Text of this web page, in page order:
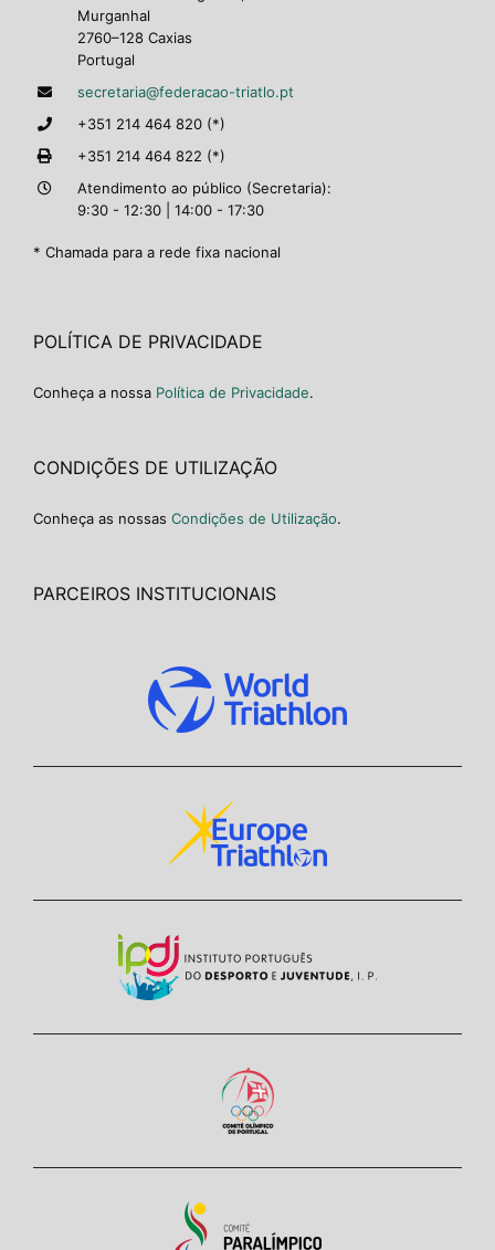
Murganhal
2760–128 Caxias
Portugal
secretaria@federacao-triatlo.pt
+351 214 464 820 (*)
+351 214 464 822 (*)
Atendimento ao público (Secretaria):
9:30 - 12:30 | 14:00 - 17:30
* Chamada para a rede fixa nacional
POLÍTICA DE PRIVACIDADE
Conheça a nossa Política de Privacidade.
CONDIÇÕES DE UTILIZAÇÃO
Conheça as nossas Condições de Utilização.
PARCEIROS INSTITUCIONAIS